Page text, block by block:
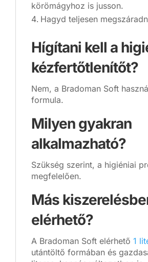
körömágyhoz is jusson.
Hagyd teljesen
Hígítani kell a
kézfertőtlenítőt?
Nem, a Bradoman Soft
formula.
Milyen gyakran
alkalmazható?
Szükség szerint, a higiéniai
megfelelően.
Más
elérhető?
A Bradoman Soft elérhető 1
utántöltő formában és